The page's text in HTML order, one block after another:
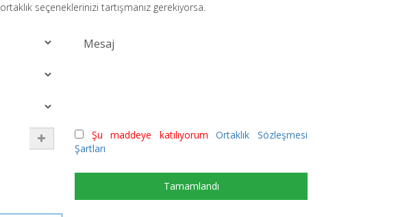
ortaklık seçeneklerinizi tartışmanız gerekiyorsa.
Şu maddeye katılıyorumOrtaklık Sözleşmesi
Şartları
Tamamlandı